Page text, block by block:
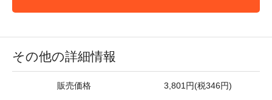
その他の詳細情報
販売価格 3,801円(税346円)